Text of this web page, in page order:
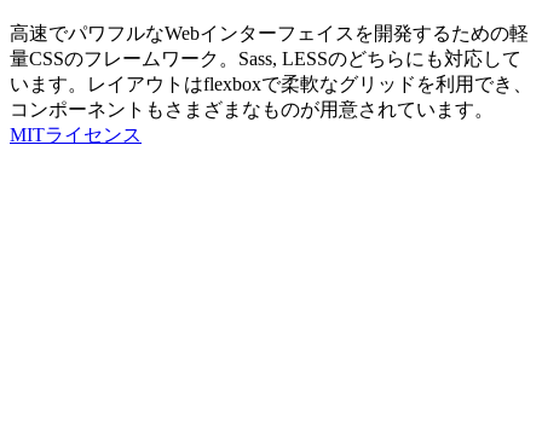
高速でパワフルなWebインターフェイスを開発するための軽
量CSSのフレームワーク。Sass, LESSのどちらにも対応して
います。レイアウトはflexboxで柔軟なグリッドを利用でき、
コンポーネントもさまざまなものが用意されています。
MITライセンス